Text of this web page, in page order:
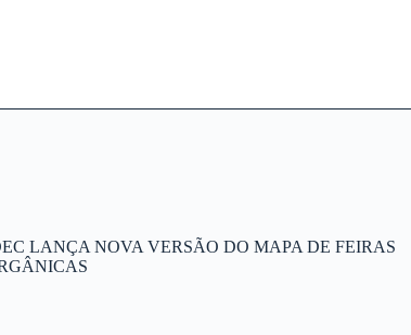
LANÇA NOVA VERSÃO DO MAPA DE FEIRAS